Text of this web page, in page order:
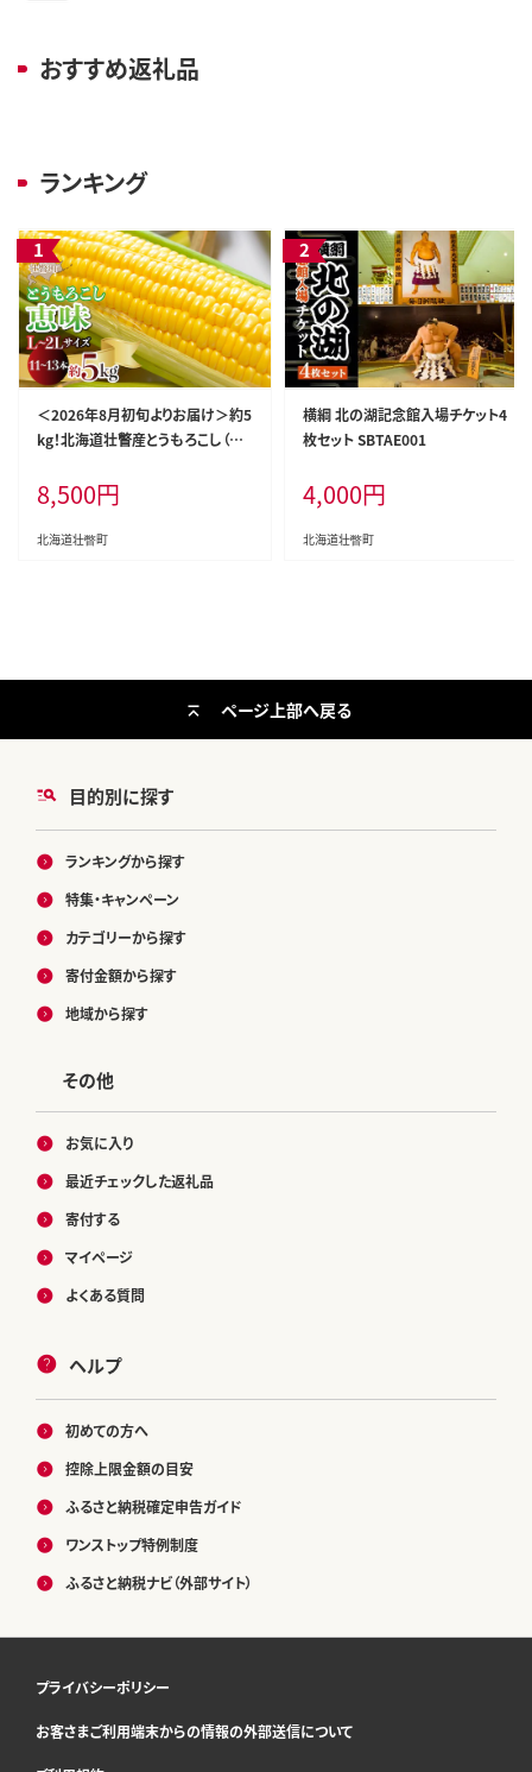
おすすめ返礼品
ランキング
＜2026年8月初旬よりお届け＞約5
kg！北海道壮瞥産とうもろこし（恵
P002
8,500円
北海道壮瞥町
横綱 北の湖記念館入場チケット4
枚セット SBTAE001
4,000円
北海道壮瞥町
目的別に探す
ランキングから探す
特集・キャンペーン
カテゴリーから探す
寄付金額から探す
地域から探す
その他
お気に入り
最近チェックした返礼品
寄付する
マイページ
よくある質問
ヘルプ
初めての方へ
控除上限金額の目安
ふるさと納税確定申告ガイド
ワンストップ特例制度
ふるさと納税ナビ（外部サイト）
ページ上部へ戻る
プライバシーポリシー
お客さまご利用端末からの情報の外部送信について